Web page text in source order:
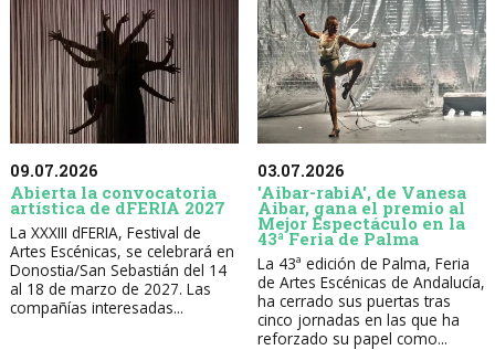
09.07.2026
Abierta la convocatoria
artística de dFERIA 2027
La XXXIII dFERIA, Festival de
Artes Escénicas, se celebrará en
Donostia/San Sebastián del 14
al 18 de marzo de 2027. Las
compañías interesadas...
03.07.2026
'Aibar-rabiA', de Vanesa
Aibar, gana el premio al
Mejor Espectáculo en la
43ª Feria de Palma
La 43ª edición de Palma, Feria
de Artes Escénicas de Andalucía,
ha cerrado sus puertas tras
cinco jornadas en las que ha
reforzado su papel como...